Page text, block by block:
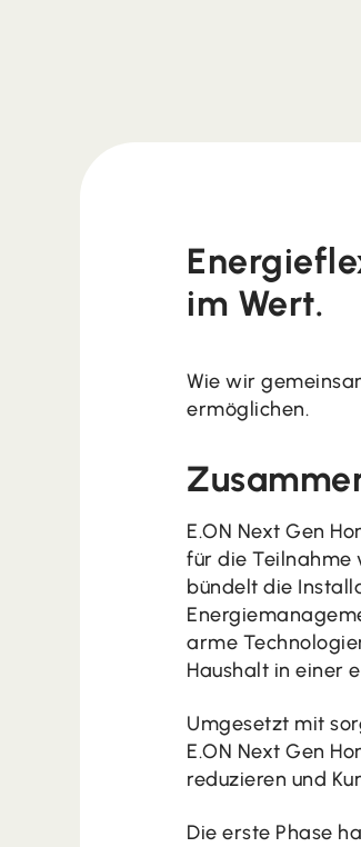
im Wert.
Wie wir
ermöglichen.
E.ON Next Gen
für die Teilnahme
bündelt die
arme
Haushalt in einer
Umgesetzt mit
E.ON Next Gen
reduzieren und
Die erste Phase